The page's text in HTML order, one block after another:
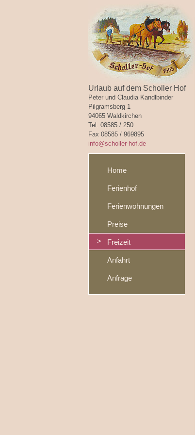
Urlaub auf dem Scholler Hof
Peter und Claudia Kandlbinder
Pilgramsberg 1
94065 Waldkirchen
Tel. 08585 / 250
Fax 08585 / 969895
info@scholler-hof.de
Home
Ferienhof
Ferienwohnungen
Preise
Freizeit
Anfahrt
Anfrage